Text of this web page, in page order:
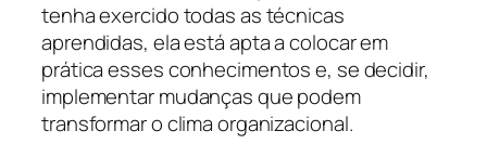
tenha exercido todas as técnicas
aprendidas, ela está apta a colocar em
prática esses conhecimentos e, se decidir,
implementar mudanças que podem
transformar o clima organizacional.